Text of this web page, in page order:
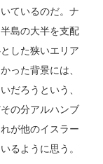
ているのだ。ナ
島の大半を支配
した狭いエリア
った背景には、
だろうという、
の分アルハンブ
が他のイスラー
るように思う。